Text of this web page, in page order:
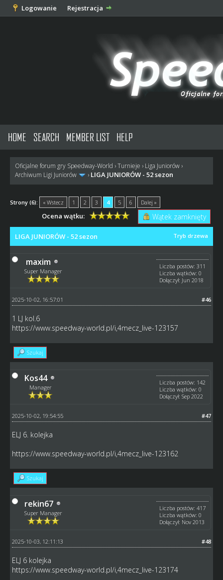
Logowanie Rejestracja
HOME SEARCH MEMBER LIST HELP
Oficjalne forum gry Speedway-World ›Turnieje › Liga Juniorów›
Archiwum Ligi Juniorów
› LIGA JUNIORÓW - 52 sezon
Strony (6): « Wstecz 1 2 3 4 5 6 Dalej »
Wątek zamknięty
Ocena wątku:
Tryb drzewa
LIGA JUNIORÓW - 52 sezon
maxim
Super Manager
Liczba postów: 311
Liczba wątków: 0
Dołączył: Jun 2018
#46
2025-10-02, 16:57:01
1 LJ kol.6
https://www.speedway-world.pl/i,4mecz_live-123157
Szukaj
Kos44
Manager
Liczba postów: 142
Liczba wątków: 0
Dołączył: Sep 2022
#47
2025-10-02, 19:54:55
ELJ 6. kolejka
https://www.speedway-world.pl/i,4mecz_live-123162
Szukaj
rekin67
Super Manager
Liczba postów: 417
Liczba wątków: 0
Dołączył: Nov 2013
#48
2025-10-03, 12:11:13
ELJ 6 kolejka
https://www.speedway-world.pl/i,4mecz_live-123174